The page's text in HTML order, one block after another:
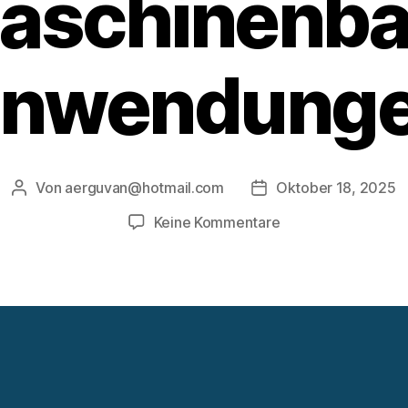
Beitragsautor
Von aerguvan@hotmail.com
Oktober 18, 2025
Keine Kommentarezu
Anwendungen